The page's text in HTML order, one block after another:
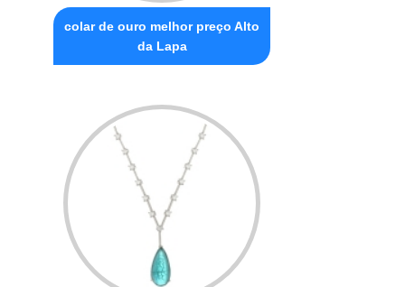
colar de ouro melhor preço Alto
da Lapa